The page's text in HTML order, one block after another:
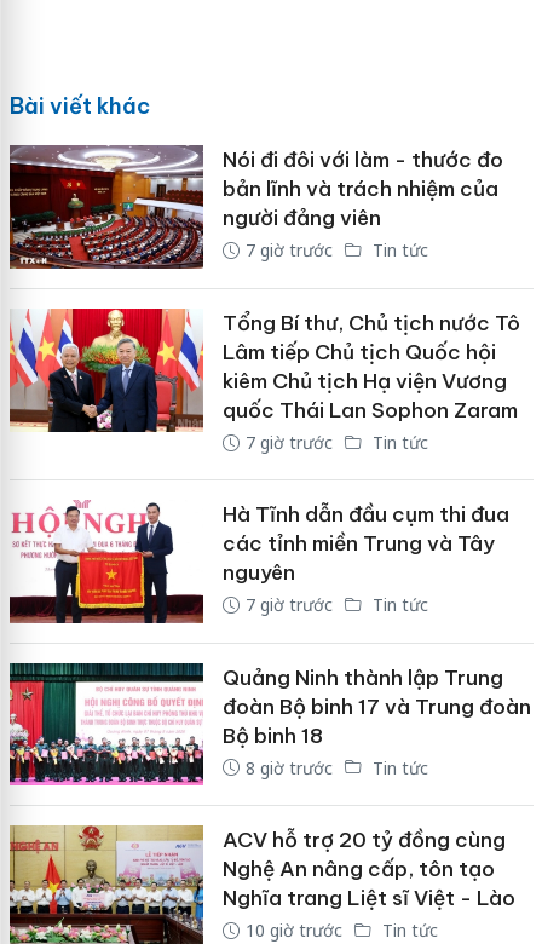
Bài viết khác
Nói đi đôi với làm - thước đo
bản lĩnh và trách nhiệm của
người đảng viên
7 giờ trước Tin tức
Tổng Bí thư, Chủ tịch nước Tô
Lâm tiếp Chủ tịch Quốc hội
kiêm Chủ tịch Hạ viện Vương
quốc Thái Lan Sophon Zaram
7 giờ trước Tin tức
Hà Tĩnh dẫn đầu cụm thi đua
các tỉnh miền Trung và Tây
nguyên
7 giờ trước Tin tức
Quảng Ninh thành lập Trung
đoàn Bộ binh 17 và Trung đoàn
Bộ binh 18
8 giờ trước Tin tức
ACV hỗ trợ 20 tỷ đồng cùng
Nghệ An nâng cấp, tôn tạo
Nghĩa trang Liệt sĩ Việt - Lào
10 giờ trước Tin tức